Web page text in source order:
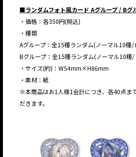
■ランダムフォト風カード Aグループ / Bグ
・価格：各350円(税込)
・種類
Aグループ：全15種ランダム(ノーマル10種/
Bグループ：全15種ランダム(ノーマル10種/
・サイズ(約)：W54mm×H86mm
・素材：紙
※本商品はお1人様1会計につき、各40点ま
だきます。